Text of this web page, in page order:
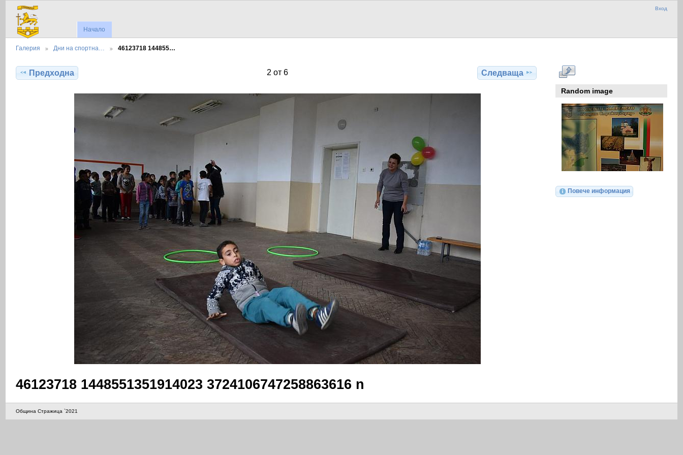
Вход
Начало
Галерия Дни на спортна… 46123718 144855…
Предходна 2 от 6 Следваща
46123718 1448551351914023 3724106747258863616 n
Random image
Повече информация
Община Стражица `2021